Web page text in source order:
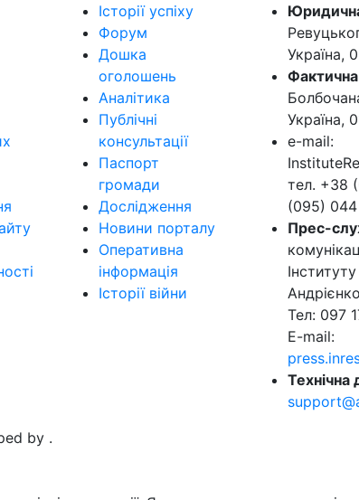
Історії успіху
Форум
Дошка
оголошень
Аналітика
Публічні
консультації
Паспорт
громади
Дослідження
Новини порталу
Оперативна
інформація
Історії війни
Україна,
Україна,
e-mail:
тел. +38
(095)
Прес-
Тел: 097
E-mail:
Технічна
by .